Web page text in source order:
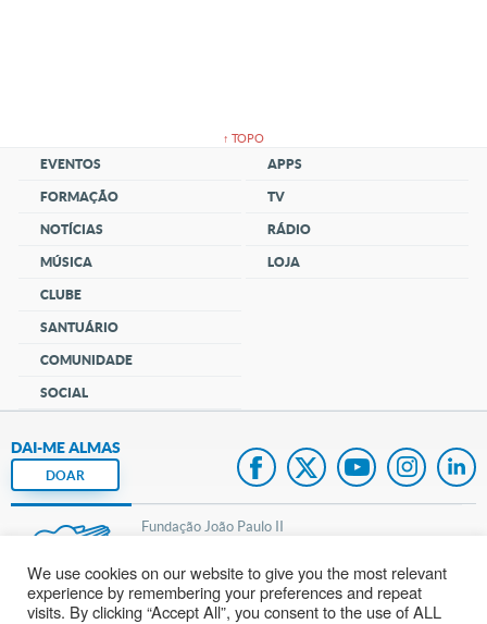
↑ TOPO
EVENTOS
FORMAÇÃO
NOTÍCIAS
MÚSICA
CLUBE
SANTUÁRIO
COMUNIDADE
SOCIAL
APPS
TV
RÁDIO
LOJA
DAI-ME ALMAS
DOAR
Fundação João Paulo II
Pedido de Oração
Mapa do site
We use cookies on our website to give you the most relevant
experience by remembering your preferences and repeat
visits. By clicking “Accept All”, you consent to the use of ALL